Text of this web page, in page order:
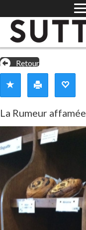
Retour
La Rumeur affamée